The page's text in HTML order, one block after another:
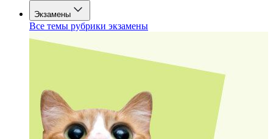
Экзамены
Все темы рубрики экзамены